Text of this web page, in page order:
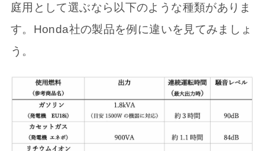
庭用として選ぶなら以下のような種類がありま
す。Honda社の製品を例に違いを見てみましょ
う。